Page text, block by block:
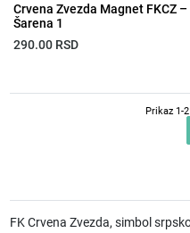
Crvena Zvezda Magnet FKCZ –
Šarena 1
290.00 RSD
Prikaz 1-
FK Crvena Zvezda, simbol